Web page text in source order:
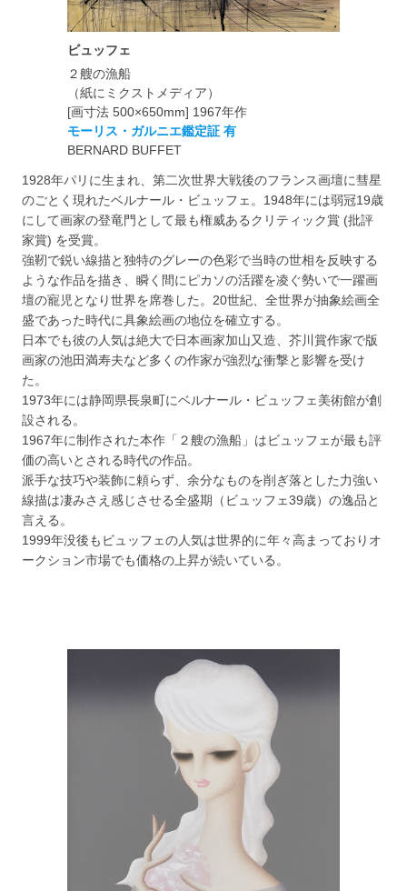
ビュッフェ
２艘の漁船
（紙にミクストメディア）
[画寸法 500×650mm] 1967年作
モーリス・ガルニエ鑑定証 有
BERNARD BUFFET
1928年パリに生まれ、第二次世界大戦後のフランス画壇に彗星
のごとく現れたベルナール・ビュッフェ。1948年には弱冠19歳
にして画家の登竜門として最も権威あるクリティック賞 (批評
家賞) を受賞。
強靭で鋭い線描と独特のグレーの色彩で当時の世相を反映する
ような作品を描き、瞬く間にピカソの活躍を凌ぐ勢いで一躍画
壇の寵児となり世界を席巻した。20世紀、全世界が抽象絵画全
盛であった時代に具象絵画の地位を確立する。
日本でも彼の人気は絶大で日本画家加山又造、芥川賞作家で版
画家の池田満寿夫など多くの作家が強烈な衝撃と影響を受け
た。
1973年には静岡県長泉町にベルナール・ビュッフェ美術館が創
設される。
1967年に制作された本作「２艘の漁船」はビュッフェが最も評
価の高いとされる時代の作品。
派手な技巧や装飾に頼らず、余分なものを削ぎ落とした力強い
線描は凄みさえ感じさせる全盛期（ビュッフェ39歳）の逸品と
言える。
1999年没後もビュッフェの人気は世界的に年々高まっておりオ
ークション市場でも価格の上昇が続いている。